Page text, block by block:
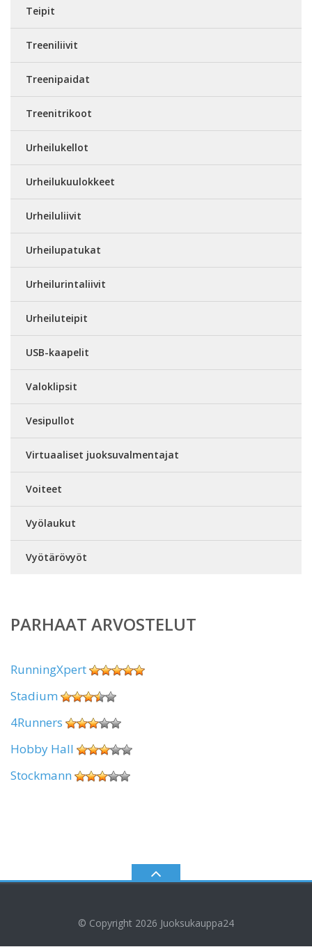
Teipit
Treeniliivit
Treenipaidat
Treenitrikoot
Urheilukellot
Urheilukuulokkeet
Urheiluliivit
Urheilupatukat
Urheilurintaliivit
Urheiluteipit
USB-kaapelit
Valoklipsit
Vesipullot
Virtuaaliset juoksuvalmentajat
Voiteet
Vyölaukut
Vyötärövyöt
PARHAAT ARVOSTELUT
RunningXpert
Stadium
4Runners
Hobby Hall
Stockmann
© Copyright 2026 Juoksukauppa24